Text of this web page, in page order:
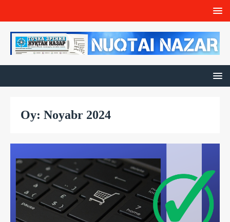
Oy: Noyabr 2024